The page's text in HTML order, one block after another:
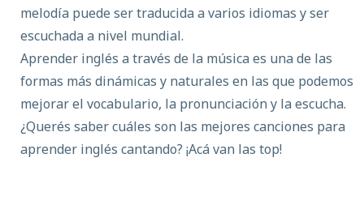
melodía puede ser traducida a varios idiomas y ser
escuchada a nivel mundial.
Aprender inglés a través de la música es una de las
formas más dinámicas y naturales en las que podemos
mejorar el vocabulario, la pronunciación y la escucha.
¿Querés saber cuáles son las mejores canciones para
aprender inglés cantando? ¡Acá van las top!